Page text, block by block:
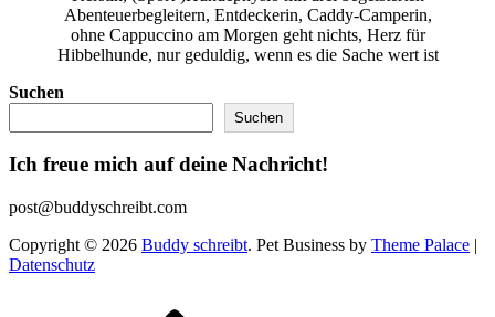
Abenteuerbegleitern, Entdeckerin, Caddy-Camperin,
ohne Cappuccino am Morgen geht nichts, Herz für
Hibbelhunde, nur geduldig, wenn es die Sache wert ist
Suchen
Suchen
Ich freue mich auf deine Nachricht!
post@buddyschreibt.com
Copyright © 2026 Buddy schreibt. Pet Business by Theme Palace |
Datenschutz